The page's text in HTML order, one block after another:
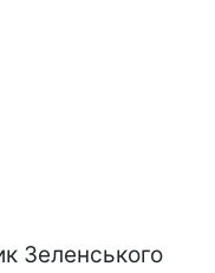
Зеленського